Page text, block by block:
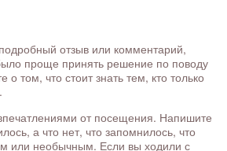
отзыв или комментарий,
проще принять решение по поводу
о том, что стоит знать тем, кто только
от посещения. Напишите
а что нет, что запомнилось, что
или необычным. Если вы ходили с